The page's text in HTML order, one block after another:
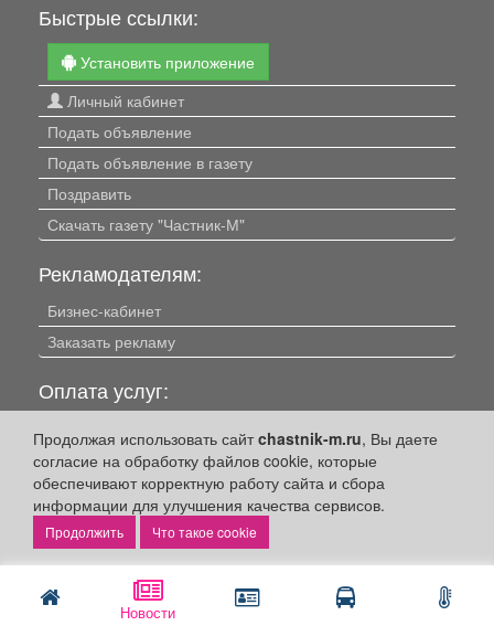
Новости
Продолжая использовать сайтchastnik-m.ru, Вы даете
согласие на обработку файлов cookie, которые
обеспечивают корректную работу сайта и сбора
информации для улучшения качества сервисов.
Что такое cookie
Быстрые ссылки:
Установить приложение
Личный кабинет
Подать объявление
Подать объявление в газету
Поздравить
Скачать газету "Частник-М"
Рекламодателям:
Бизнес-кабинет
Заказать рекламу
Оплата услуг:
Оплатить
Наши ресурсы:
Газета "Частник-М"
Сайт chastnik-m.ru
Сайт "Частник. Маркет"